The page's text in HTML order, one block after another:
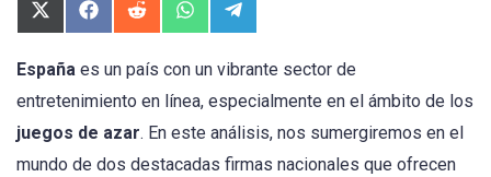
Compartir
en
(Twitter)
Compartir
en
Compartir
en
Compartir
en
Compartir
en
España es un país con un vibrante sector de
entretenimiento en línea, especialmente en el ámbito de los
juegos de azar. En este análisis, nos sumergiremos en el
mundo de dos destacadas firmas nacionales que ofrecen